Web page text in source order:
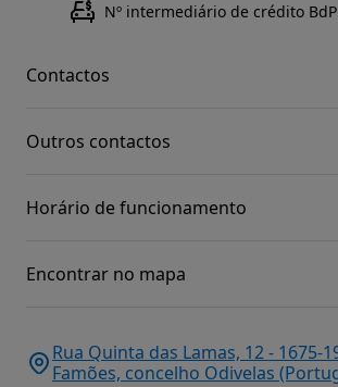
Nº intermediário de crédito
Contactos
Outros contactos
Horário de funcionamento
Encontrar no mapa
Rua Quinta das Lamas, 12 - 1675-
Famões, concelho Odivelas